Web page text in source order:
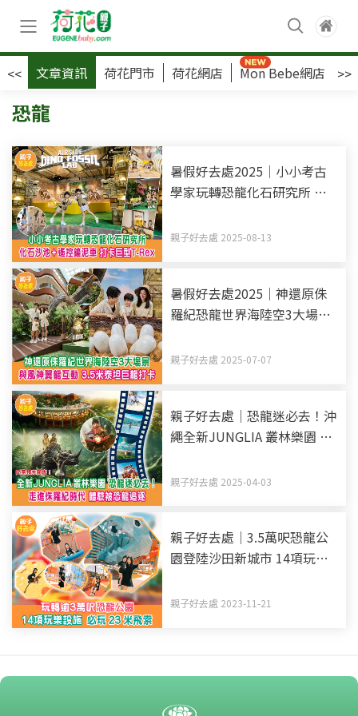
<< 文章資訊 荷花門市 荷花網店 Mon Bebe網店 >>
恐龍
暑假好去處2025｜小小考古
學家玩轉恐龍化石研究所 化
T-Rex
親子好去處 2025-08-13
暑假好去處2025｜神還原侏
羅紀恐龍世界海陸空3大場景
龍打卡
親子好去處 2025-07-07
親子好去處｜恐龍迷必去！沖
繩全新JUNGLIA 叢林樂園 走
逐 門票預先開售！
親子好去處 2025-04-03
親子好去處｜3.5萬呎恐龍公
園登陸沙田新城市 14項玩樂
親子好去處 2023-11-21